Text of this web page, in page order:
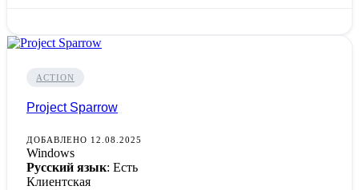
ACTION
Project Sparrow
ДОБАВЛЕНО 12.08.2025
Windows
Русский язык: Есть
Клиентская